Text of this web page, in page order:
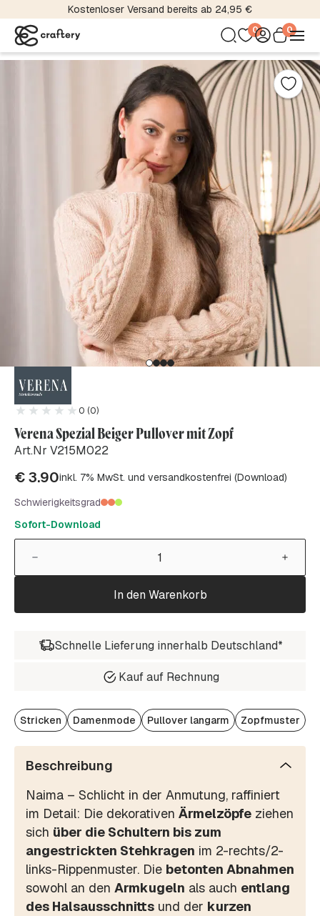
Kostenloser Versand bereits ab 24,95 €
0 0
0 (0)
Verena Spezial Beiger Pullover mit Zopf
Art.Nr V215M022
€3.90inkl. 7% MwSt. und versandkostenfrei (Download)
Schwierigkeitsgrad
Sofort-Download
In den Warenkorb
Schnelle Lieferung innerhalb Deutschland*
Kauf auf Rechnung
Stricken Damenmode Pullover langarm Zopfmuster
Beschreibung
Naima – Schlicht in der Anmutung, raffiniert
im Detail: Die dekorativen Ärmelzöpfe ziehen
sich über die Schultern bis zum
angestrickten Stehkragen im 2-rechts/2-
links-Rippenmuster. Die betonten Abnahmen
sowohl an den Armkugeln als auch entlang
des Halsausschnitts und der kurzen